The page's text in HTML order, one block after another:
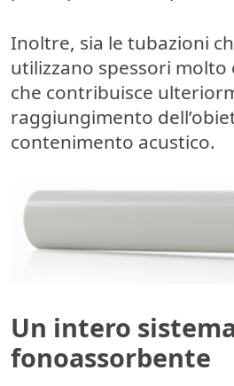
Inoltre, sia le tubazioni
utilizzano spessori molto
che contribuisce
raggiungimento
contenimento acustico.
Un intero
fonoassorbente